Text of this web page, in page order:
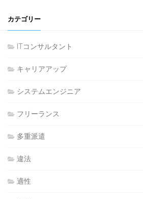
カテゴリー
ITコンサルタント
キャリアアップ
システムエンジニア
フリーランス
多重派遣
違法
適性